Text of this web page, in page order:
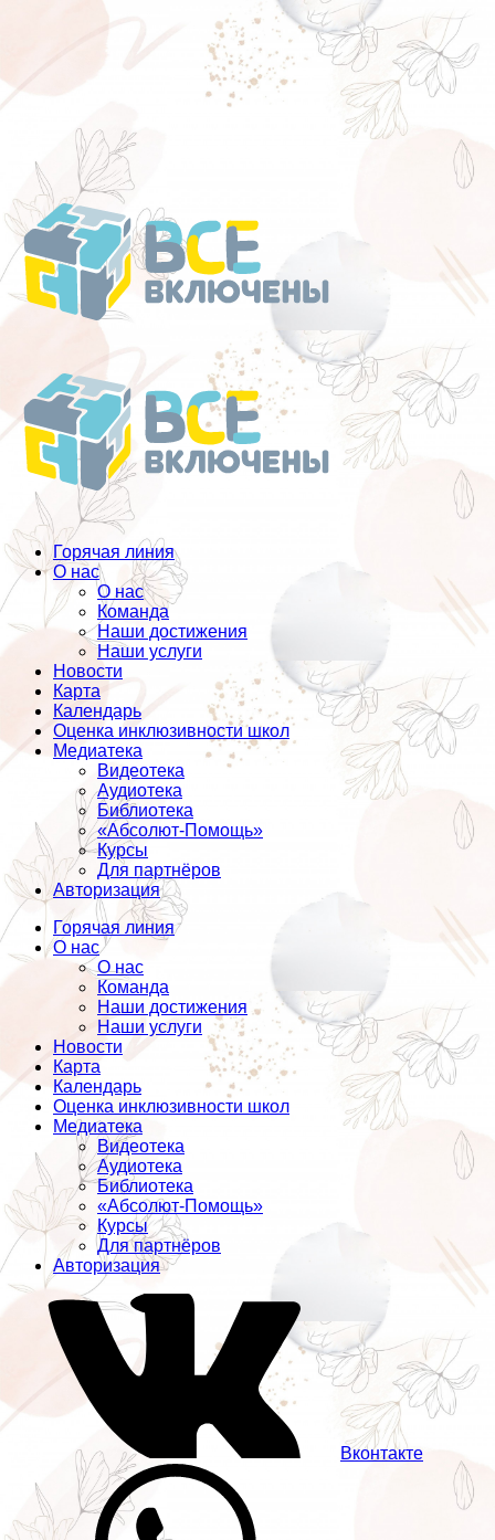
Перейти
к
содержанию
Горячая линия
О нас
О нас
Команда
Наши достижения
Наши услуги
Новости
Карта
Календарь
Оценка инклюзивности школ
Медиатека
Видеотека
Аудиотека
Библиотека
«Абсолют-Помощь»
Курсы
Для партнёров
Авторизация
Горячая линия
О нас
О нас
Команда
Наши достижения
Наши услуги
Новости
Карта
Календарь
Оценка инклюзивности школ
Медиатека
Видеотека
Аудиотека
Библиотека
«Абсолют-Помощь»
Курсы
Для партнёров
Авторизация
Вконтакте